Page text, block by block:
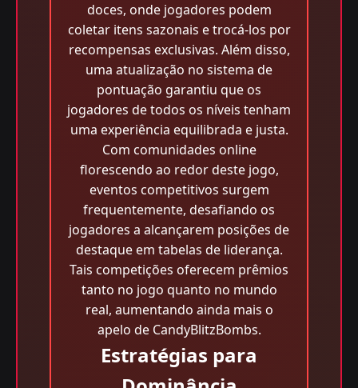
doces, onde jogadores podem
coletar itens sazonais e trocá-los por
recompensas exclusivas. Além disso,
uma atualização no sistema de
pontuação garantiu que os
jogadores de todos os níveis tenham
uma experiência equilibrada e justa.
Com comunidades online
florescendo ao redor deste jogo,
eventos competitivos surgem
frequentemente, desafiando os
jogadores a alcançarem posições de
destaque em tabelas de liderança.
Tais competições oferecem prêmios
tanto no jogo quanto no mundo
real, aumentando ainda mais o
apelo de CandyBlitzBombs.
Estratégias para